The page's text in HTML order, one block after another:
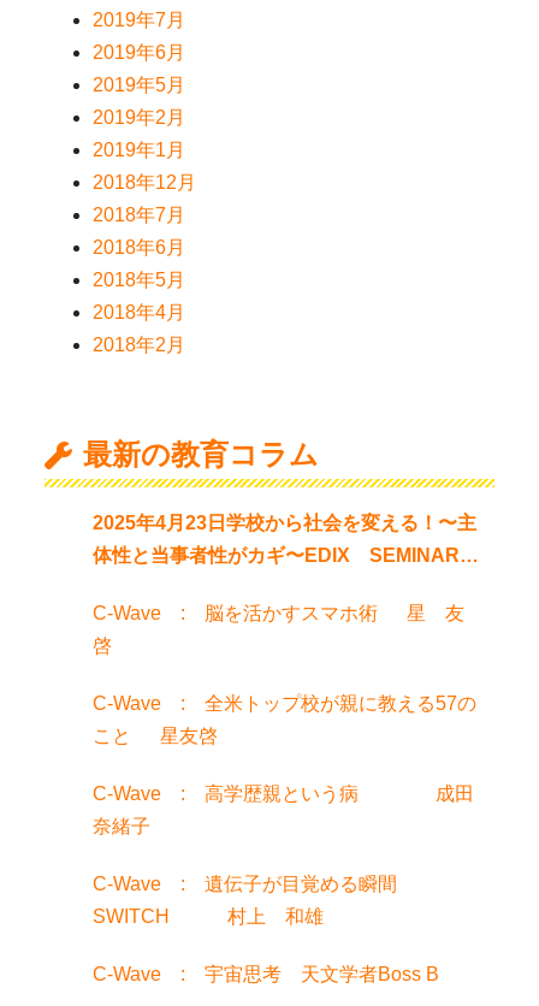
2019年7月
2019年6月
2019年5月
2019年2月
2019年1月
2018年12月
2018年7月
2018年6月
2018年5月
2018年4月
2018年2月
最新の教育コラム
2025年4月23日学校から社会を変える！〜主
体性と当事者性がカギ〜EDIX SEMINAR東
C-Wave : 脳を活かすスマホ術 星 友
啓
C-Wave : 全米トップ校が親に教える57の
こと 星友啓
C-Wave : 高学歴親という病 成田
奈緒子
C-Wave : 遺伝子が目覚める瞬間
SWITCH 村上 和雄
C-Wave : 宇宙思考 天文学者Boss B